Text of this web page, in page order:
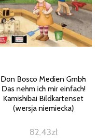
Don Bosco Medien Gmbh
Das nehm ich mir einfach!
Kamishibai Bildkartenset
(wersja niemiecka)
82,43zł